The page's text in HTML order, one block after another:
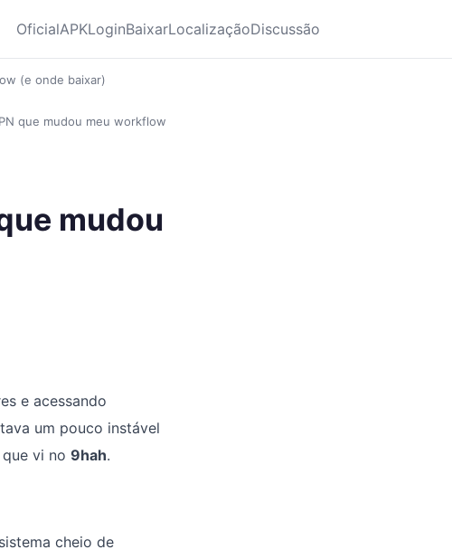
OficialAPKLoginBaixarLocalizaçãoDiscussão
(e onde baixar)
que mudou meu workflow
mudou
e acessando
um pouco instável
vi no 9hah.
cheio de